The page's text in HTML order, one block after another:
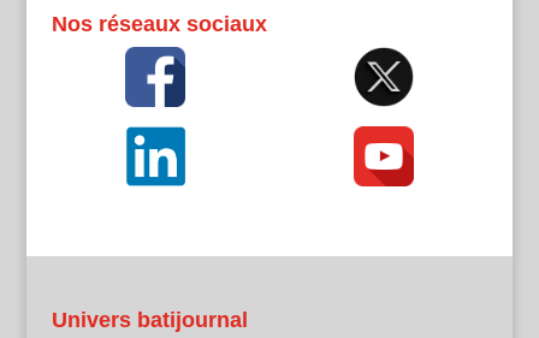
Nos réseaux sociaux
Univers batijournal